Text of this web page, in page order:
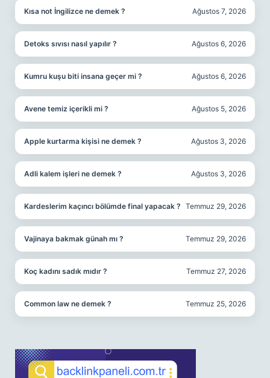
Kısa not İngilizce ne demek ? Ağustos 7, 2026
Detoks sıvısı nasıl yapılır ? Ağustos 6, 2026
Kumru kuşu biti insana geçer mi ? Ağustos 6, 2026
Avene temiz içerikli mi ? Ağustos 5, 2026
Apple kurtarma kişisi ne demek ? Ağustos 3, 2026
Adli kalem işleri ne demek ? Ağustos 3, 2026
Kardeslerim kaçıncı bölümde final yapacak ? Temmuz 29, 2026
Vajinaya bakmak günah mı ? Temmuz 29, 2026
Koç kadını sadık mıdır ? Temmuz 27, 2026
Common law ne demek ? Temmuz 25, 2026